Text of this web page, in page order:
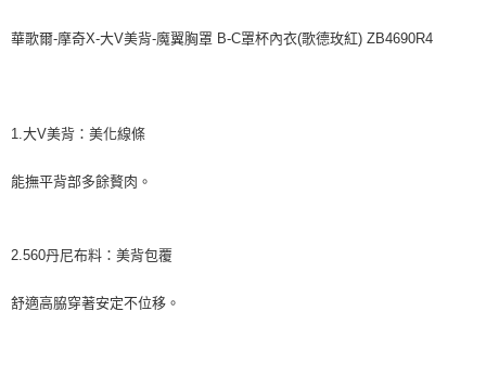
華歌爾-摩奇X-大V美背-魔翼胸罩 B-C罩杯內衣(歌德玫紅) ZB4690R4
1.大V美背：美化線條
能撫平背部多餘贅肉。
2.560丹尼布料：美背包覆
舒適高脇穿著安定不位移。